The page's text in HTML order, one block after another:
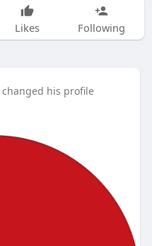
Likes Following
changed his profile